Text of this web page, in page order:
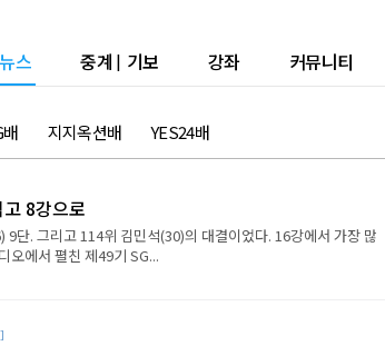
스 중계 | 기보 강좌 커뮤니티
배 지지옥션배 YES24배
8강으로
단. 그리고 114위 김민석(30)의 대결이었다. 16강에서 가장 많
오에서 펼친 제49기 SG...